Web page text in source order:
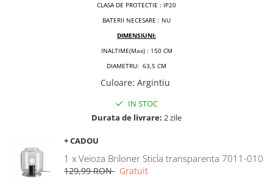
CLASA DE PROTECTIE : IP20
BATERII NECESARE : NU
DIMENSIUNI:
INALTIME(Max) : 150 CM
DIAMETRU: 63,5 CM
Culoare: Argintiu
IN STOC
Durata de livrare: 2 zile
+ CADOU
1 x Veioza Briloner Sticla transparenta 7011-010
129,99 RON Gratuit